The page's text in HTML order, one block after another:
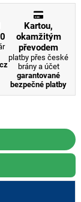
Kartou,
okamžitým
převodem
platby přes české
brány a účet
garantované
bezpečné platby